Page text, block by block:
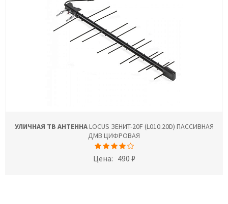
УЛИЧНАЯ ТВ АНТЕННАLOCUS ЗЕНИТ-20F (L010.20D) ПАССИВНАЯ
ДМВ ЦИФРОВАЯ
Цена: 490 ₽